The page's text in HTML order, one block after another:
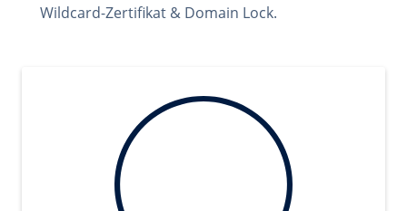
Wildcard-Zertifikat & Domain Lock.